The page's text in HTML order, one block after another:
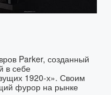
Parker, созданный
в себе
1920-х». Своим
фурор на рынке